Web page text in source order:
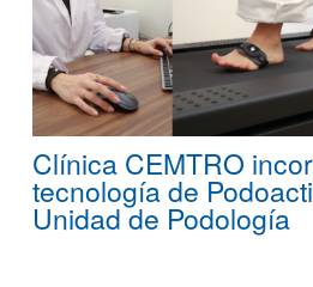
Clínica CEMTRO
tecnología de
Unidad de Podología